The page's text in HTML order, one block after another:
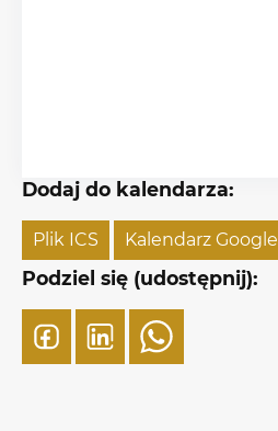
Dodaj do kalendarza:
Plik ICS Kalendarz Google
Podziel się (udostępnij):